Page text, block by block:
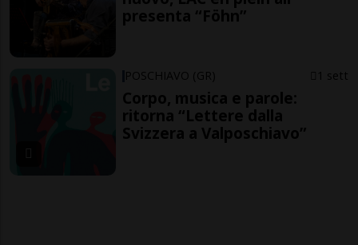
presenta “Föhn”
POSCHIAVO (GR) 1 sett
Corpo, musica e parole:
ritorna “Lettere dalla
Svizzera a Valposchiavo”